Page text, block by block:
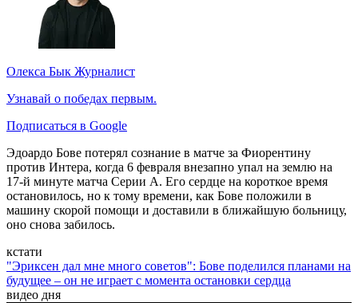
Олекса Бык Журналист
Узнавай о победах первым.
Подписаться в Google
Эдоардо Бове потерял сознание в матче за Фиорентину
против Интера, когда 6 февраля внезапно упал на землю на
17-й минуте матча Серии А. Его сердце на короткое время
остановилось, но к тому времени, как Бове положили в
машину скорой помощи и доставили в ближайшую больницу,
оно снова забилось.
кстати
"Эриксен дал мне много советов": Бове поделился планами на
будущее – он не играет с момента остановки сердца
видео дня